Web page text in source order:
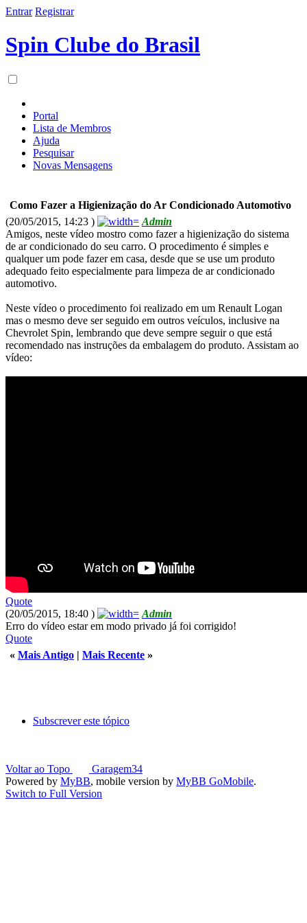
Entrar Registrar
Spin Clube do Brasil
Portal
Lista de Membros
Ajuda
Pesquisar
Novas Mensagens
Como Fazer a Higienização do Ar Condicionado Automotivo
(20/05/2015, 14:23 )
Admin
Amigos, neste vídeo mostro como fazer a higienização do sistema
de ar condicionado do seu carro. O procedimento é simples e
qualquer um pode fazer em casa, desde que se use um produto
adequado feito especialmente para limpeza de ar condicionado
automotivo.
Neste vídeo o procedimento foi realizado em um Renault Logan
mas o mesmo deve ser seguido em outros veículos, inclusive na
Chevrolet Spin, lembrando que deve sempre seguir o que está
recomendado nas instruções da embalagem do produto. Assistam ao
vídeo:
Quote
(20/05/2015, 18:40 )
Admin
Erro do vídeo estar em modo privado já foi corrigido!
Quote
« Mais Antigo | Mais Recente »
Subscrever este tópico
Voltar ao Topo
Garagem34
Powered by MyBB, mobile version by MyBB GoMobile.
Switch to Full Version